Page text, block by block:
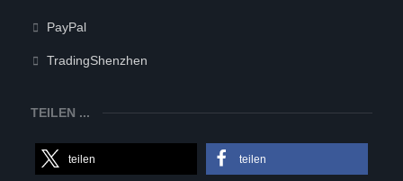
PayPal
TradingShenzhen
TEILEN ...
teilen teilen